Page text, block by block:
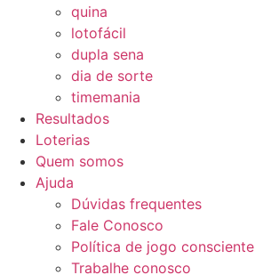
quina
lotofácil
dupla sena
dia de sorte
timemania
Resultados
Loterias
Quem somos
Ajuda
Dúvidas frequentes
Fale Conosco
Política de jogo consciente
Trabalhe conosco